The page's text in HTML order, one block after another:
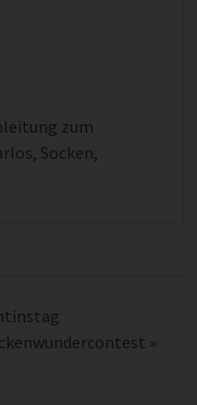
zum
, Socken,
»